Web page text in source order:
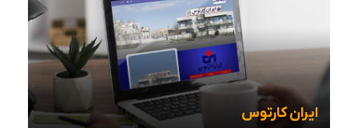
ایران کارتوس